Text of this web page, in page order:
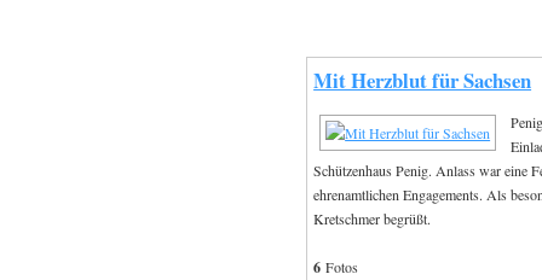
Mit Herzblut für Sachsen
Schützenhaus Penig. Anlass war eine
ehrenamtlichen Engagements. Als
Kretschmer begrüßt.
6 Fotos